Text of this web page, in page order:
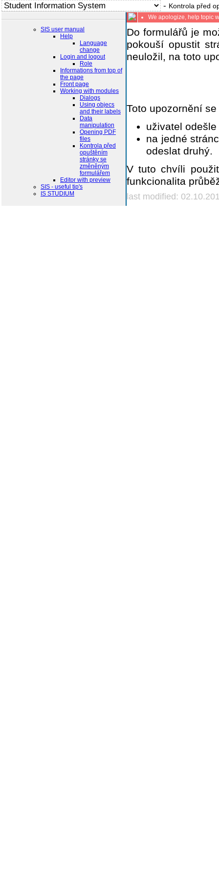
- Kontrola před
SIS user manual
Help
Language
change
Login and logout
Role
Informations from top of
the page
Front page
Working with modules
Dialogs
Using objecs
and their labels
Data
manipulation
Opening PDF
files
Kontrola před
opuštěním
stránky se
změněným
formulářem
Editor with preview
SIS - useful tip's
IS STUDIUM
We apologize, help topic
Do formulářů je
pokouší opustit
neuložil, na toto
Toto upozornění
uživatel
na jedné
odeslat druhý.
V tuto chvíli
funkcionalita
last modified: